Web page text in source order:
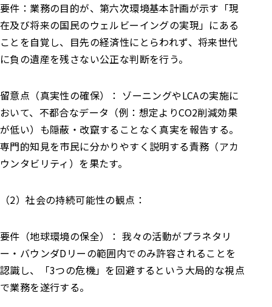
要件：業務の目的が、第六次環境基本計画が示す「現
在及び将来の国民のウェルビーイングの実現」にある
ことを自覚し、目先の経済性にとらわれず、将来世代
に負の遺産を残さない公正な判断を行う。
留意点（真実性の確保）： ゾーニングやLCAの実施に
おいて、不都合なデータ（例：想定よりCO2削減効果
が低い）も隠蔽・改竄することなく真実を報告する。
専門的知見を市民に分かりやすく説明する責務（アカ
ウンタビリティ）を果たす。
（2）社会の持続可能性の観点：
要件（地球環境の保全）： 我々の活動がプラネタリ
ー・バウンダDリーの範囲内でのみ許容されることを
認識し、「3つの危機」を回避するという大局的な視点
で業務を遂行する。